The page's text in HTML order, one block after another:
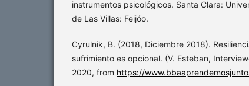
instrumentos psicológicos. Santa Clara:
de Las Villas: Feijóo.
Cyrulnik, B. (2018, Diciembre 2018).
sufrimiento es opcional. (V. Esteban,
2020, from https://